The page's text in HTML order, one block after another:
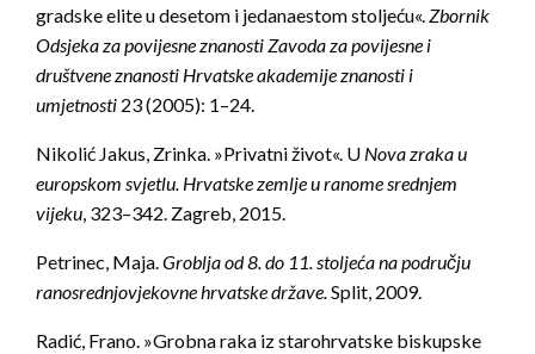
gradske elite u desetom i jedanaestom stoljeću«.Zbornik
Odsjeka za povijesne znanosti Zavoda za povijesne i
društvene znanosti Hrvatske akademije znanosti i
umjetnosti 23 (2005): 1–24.
Nikolić Jakus, Zrinka. »Privatni život«. U Nova zraka u
europskom svjetlu. Hrvatske zemlje u ranome srednjem
vijeku, 323–342. Zagreb, 2015.
Petrinec, Maja.Groblja od 8. do 11. stoljeća na području
ranosrednjovjekovne hrvatske države.Split, 2009.
Radić, Frano. »Grobna raka iz starohrvatske biskupske